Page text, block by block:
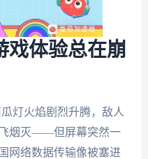
戏体验总在崩
灯火焰剧烈升腾，敌人
烟灭——但屏幕突然一
网络数据传输像被塞进